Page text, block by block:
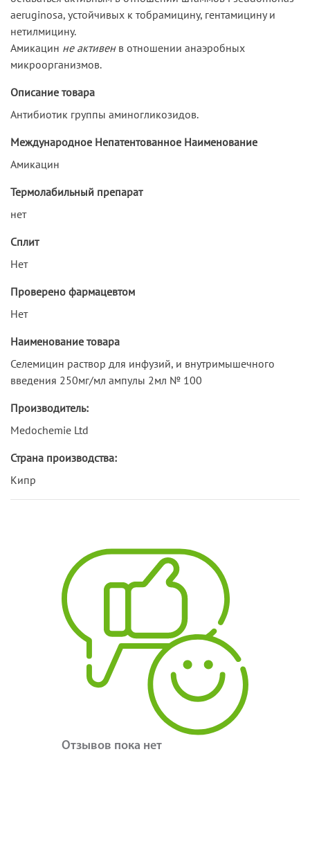
aeruginosa, устойчивых к тобрамицину, гентамицину и
нетилмицину.
Амикацин не активенв отношении анаэробных
микроорганизмов.
Описание товара
Антибиотик группы аминогликозидов.
Международное Непатентованное Наименование
Амикацин
Термолабильный препарат
нет
Сплит
Нет
Проверено фармацевтом
Нет
Наименование товара
Селемицин раствор для инфузий, и внутримышечного
введения 250мг/мл ампулы 2мл № 100
Производитель:
Medochemie Ltd
Страна производства:
Кипр
Отзывов пока нет